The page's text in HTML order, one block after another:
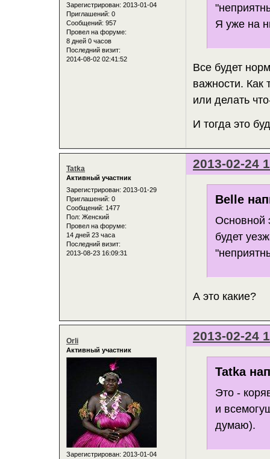
Зарегистрирован: 2013-01-04
Приглашений: 0
Сообщений: 957
Провел на форуме:
8 дней 0 часов
Последний визит:
2014-08-02 02:41:52
Я уже на
Все будет
важности. Как
или делать
И тогда это
2013-02-24
Tatka
Активный участник
Зарегистрирован: 2013-01-29
Приглашений: 0
Сообщений: 1477
Пол: Женский
Провел на форуме:
14 дней 23 часа
Последний визит:
2013-08-23 16:09:31
Belle
Основной
будет
А это какие?
2013-02-24
Orli
Активный участник
Зарегистрирован: 2013-01-04
Tatka
Это -
и
думаю).